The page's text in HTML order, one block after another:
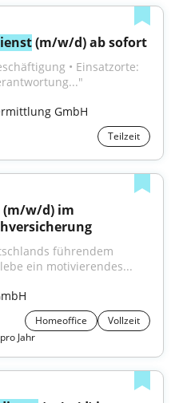
(m/w/d) ab sofort
• Einsatzorte:
GmbH
Teilzeit
führendem
ein motivierendes...
Homeoffice
Vollzeit
Jahr